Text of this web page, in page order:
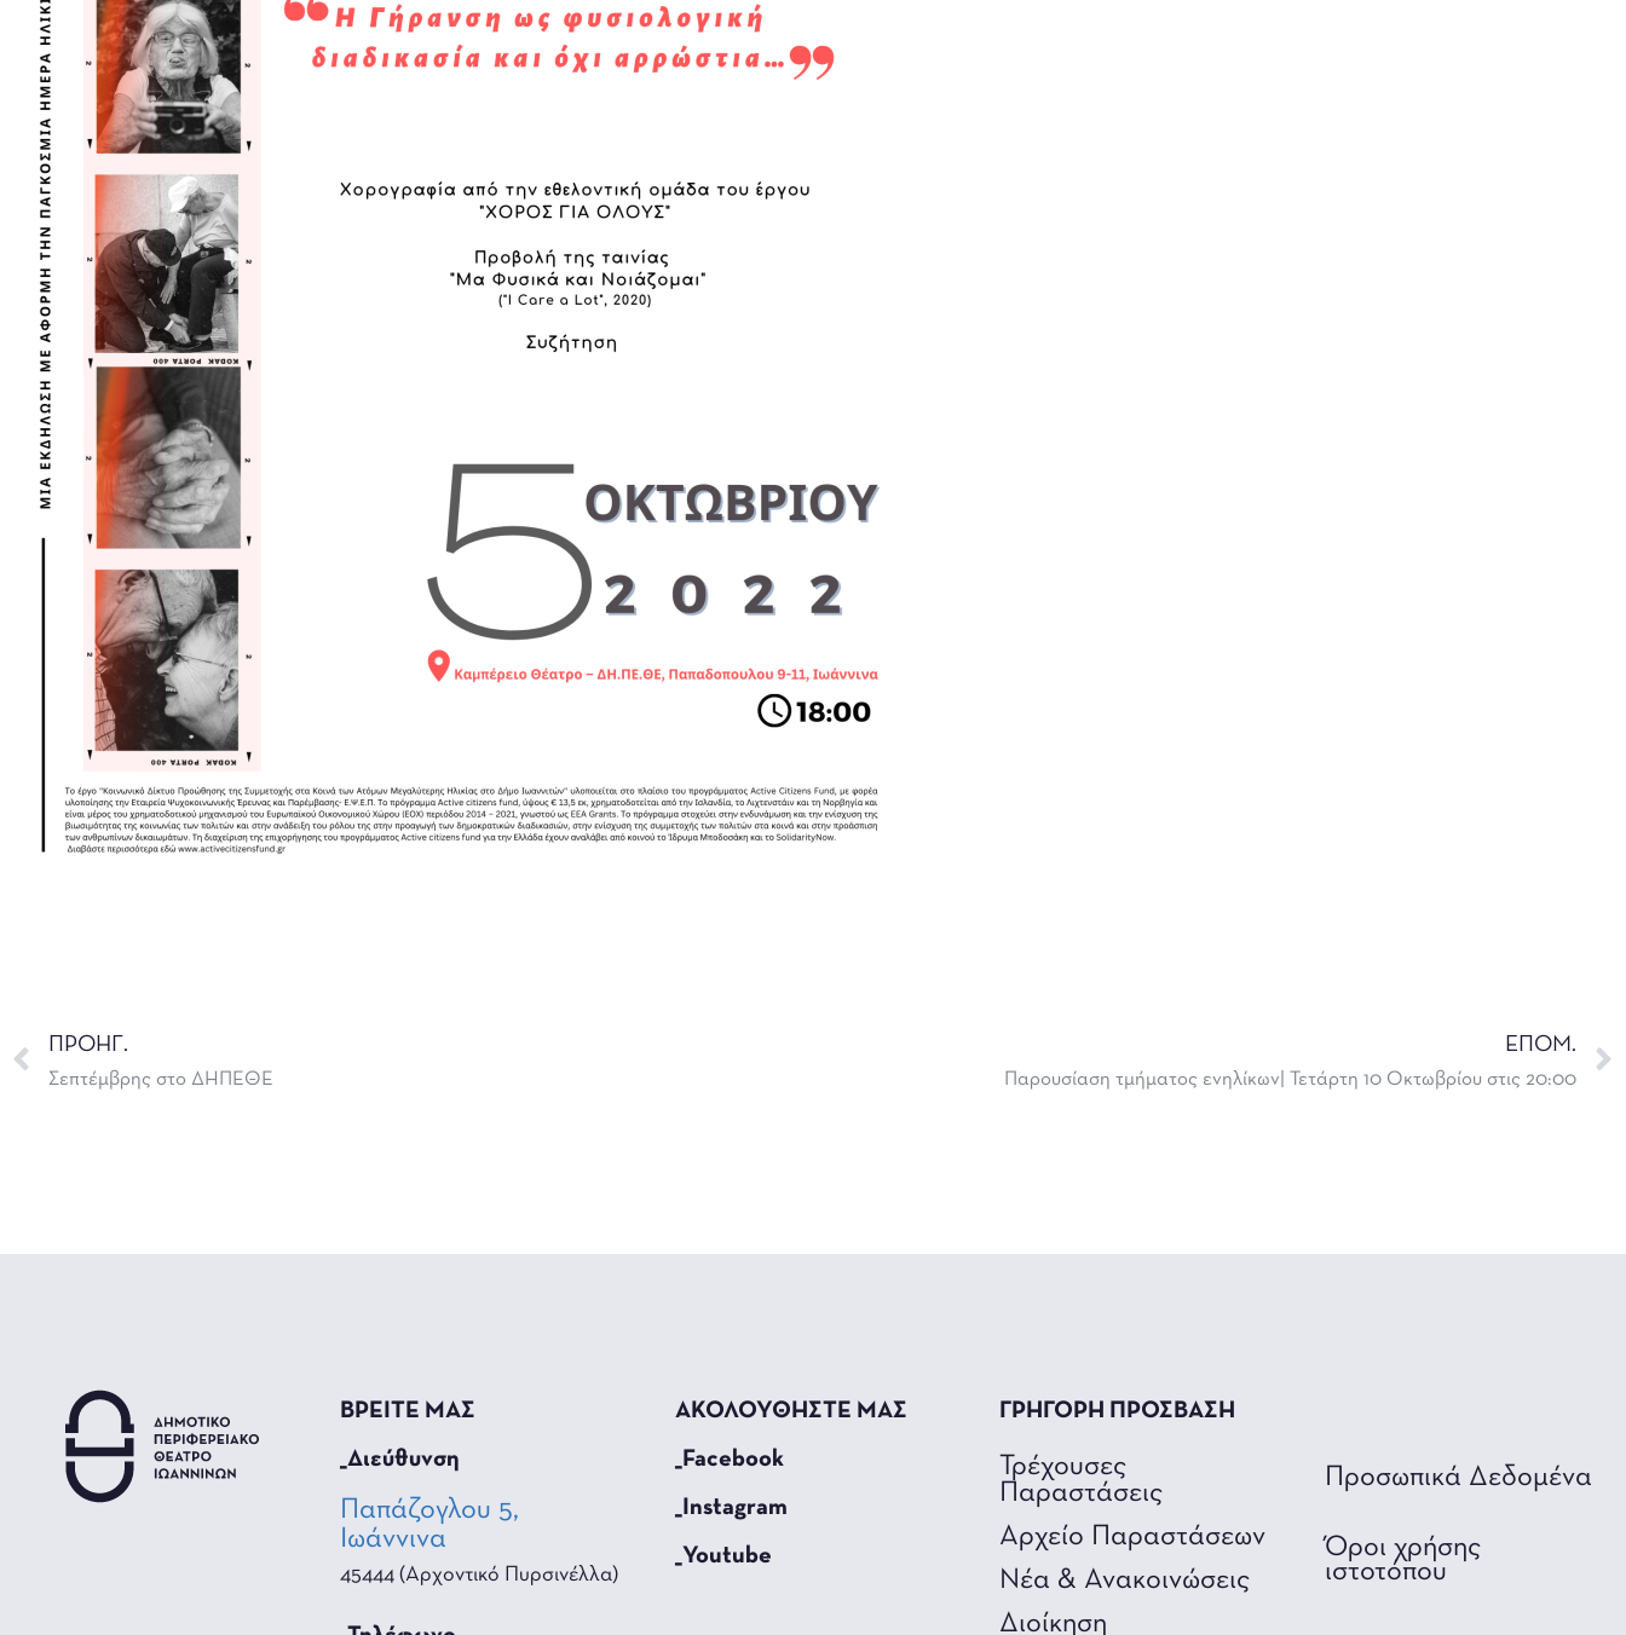
ΠΡΟΗΓ.
Σεπτέμβρης στο ΔΗΠΕΘΕ
ΕΠΟΜ.
Παρουσίαση τμήματος ενηλίκων| Τετάρτη 10 Οκτωβρίου στις 20:00
ΒΡΕΙΤΕ ΜΑΣ
_Διεύθυνση
Παπάζογλου 5,
Ιωάννινα
45444 (Αρχοντικό Πυρσινέλλα)
ΑΚΟΛΟΥΘΗΣΤΕ ΜΑΣ
_Facebook
_Instagram
_Youtube
ΓΡΗΓΟΡΗ ΠΡΟΣΒΑΣΗ
Τρέχουσες
Παραστάσεις
Αρχείο Παραστάσεων
Νέα & Ανακοινώσεις
Διοίκηση
Προσωπικά Δεδομένα
Όροι χρήσης
ιστοτόπου